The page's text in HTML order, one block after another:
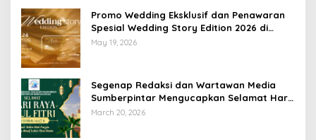
Promo Wedding Eksklusif dan Penawaran
Spesial Wedding Story Edition 2026 di
Swiss-Belhotel Lampung
May 19, 2026
Segenap Redaksi dan Wartawan Media
Sumberpintar Mengucapkan Selamat Hari
Raya Idul Fitri 1447 Hijriyah / 2026 M
March 20, 2026